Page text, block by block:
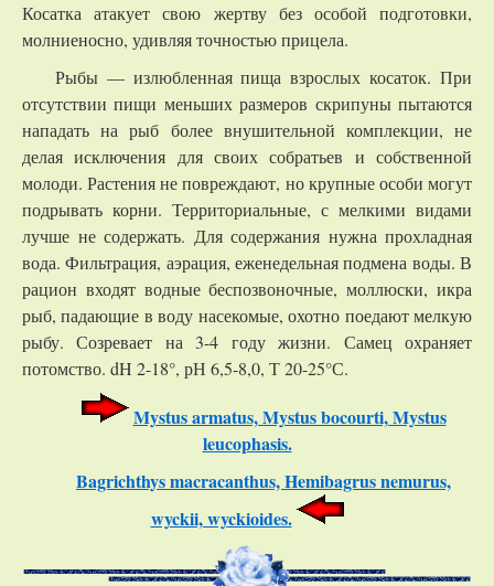
Косатка атакует свою жертву без особой подготовки,
молниеносно, удивляя точностью прицела.
Рыбы — излюбленная пища взрослых косаток. При
отсутствии пищи меньших размеров скрипуны пытаются
нападать на рыб более внушительной комплекции, не
делая исключения для своих собратьев и собственной
молоди. Растения не повреждают, но крупные особи могут
подрывать корни. Территориальные, с мелкими видами
лучше не содержать. Для содержания нужна прохладная
вода. Фильтрация, аэрация, еженедельная подмена воды. В
рацион входят водные беспозвоночные, моллюски, икра
рыб, падающие в воду насекомые, охотно поедают мелкую
рыбу. Созревает на 3-4 году жизни. Самец охраняет
потомство. dH 2-18°, рН 6,5-8,0, Т 20-25°С.
Mystus armatus, Mystus bocourti, Mystus
leucophasis.
Bagrichthys macracanthus, Hemibagrus nemurus,
wyckii, wyckioides.